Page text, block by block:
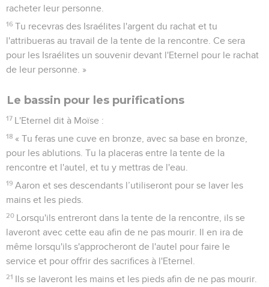
racheter leur personne.
16 Tu recevras des Israélites l'argent du rachat et tu
l'attribueras au travail de la tente de la rencontre. Ce sera
pour les Israélites un souvenir devant l'Eternel pour le rachat
de leur personne. »
Le bassin pour les purifications
17 L'Eternel dit à Moïse :
18 « Tu feras une cuve en bronze, avec sa base en bronze,
pour les ablutions. Tu la placeras entre la tente de la
rencontre et l'autel, et tu y mettras de l'eau.
19 Aaron et ses descendants l’utiliseront pour se laver les
mains et les pieds.
20 Lorsqu'ils entreront dans la tente de la rencontre, ils se
laveront avec cette eau afin de ne pas mourir. Il en ira de
même lorsqu'ils s'approcheront de l'autel pour faire le
service et pour offrir des sacrifices à l'Eternel.
21 Ils se laveront les mains et les pieds afin de ne pas mourir.